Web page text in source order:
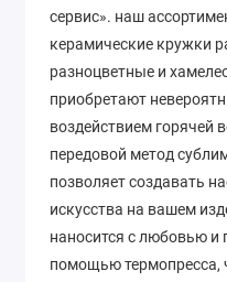
сервис». наш
керамические кружки
разноцветные и
приобретают
воздействием горячей
передовой метод
позволяетсоздавать
искусства на вашем
наносится с любовью и
помощью термопресса,